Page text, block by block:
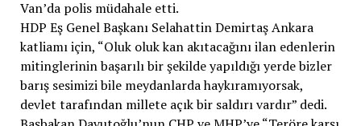
Van’da polis müdahale etti.
HDP Eş Genel Başkanı Selahattin Demirtaş Ankara
katliamı için, “Oluk oluk kan akıtacağını ilan edenlerin
mitinglerinin başarılı bir şekilde yapıldığı yerde bizler
barış sesimizi bile meydanlarda haykıramıyorsak,
devlet tarafından millete açık bir saldırı vardır” dedi.